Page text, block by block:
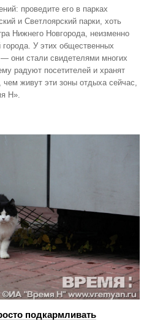
проведите его в парках
и Светлоярский парки, хоть
Нижнего Новгорода, неизменно
города. У этих общественных
— они стали свидетелями многих
радуют посетителей и хранят
чем живут эти зоны отдыха сейчас,
Н».
подкармливать